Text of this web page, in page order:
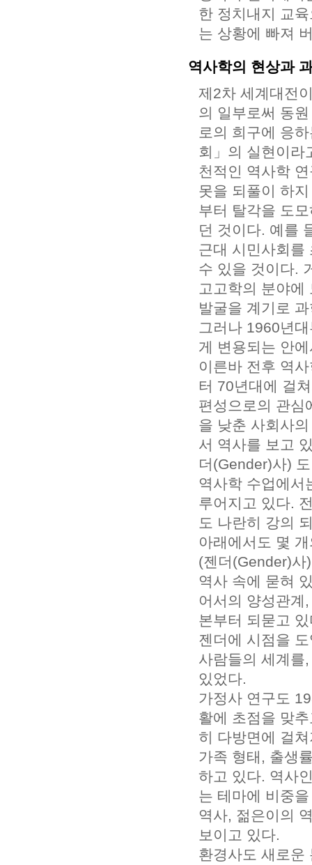
한 정치내지 교
는 상황에 빠져
역사학의 현상과
제2차 세계대전
의 일부로써 동
로의 희구에 응
회」의 실현이라
천적인 역사학
못을 되풀이 하
부터 탈각을 도
던 것이다. 예를
근대 시민사회를
수 있을 것이다.
고고학의 분야에
발굴을 계기로
그러나 1960년
게 변용되는 안
이른바 전후 역
터 70년대에 걸
편성으로의 관심
을 낮춘 사회사
서 역사를 보고
더(Gender)사)
역사학 수업에서
루어지고 있다.
도 나란히 강의
아래에서도 몇
(젠더(Gender)사
역사 속에 묻혀
어서의 양성관계
본부터 되묻고
젠더에 시점을
사람들의 세계를
있었다.
가정사 연구도
활에 초점을 맞
히 다방면에 걸
가족 형태, 출생
하고 있다. 역사
는 테마에 비중
역사, 젊은이의
보이고 있다.
환경사도 새로운